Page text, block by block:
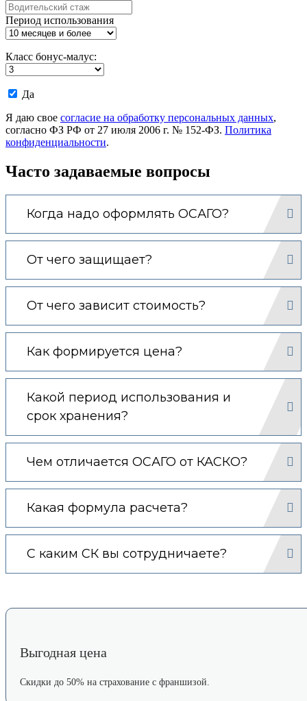
Период использования
Класс бонус-малус:
Даю
на
обработку
моих
данных.
Да
Я даю свое согласие на обработку персональных данных,
согласно ФЗ РФ от 27 июля 2006 г. № 152-ФЗ. Политика
конфиденциальности.
Часто задаваемые вопросы
Когда надо оформлять ОСАГО?
От чего защищает?
От чего зависит стоимость?
Как формируется цена?
Какой период использования и
срок хранения?
Чем отличается ОСАГО от КАСКО?
Какая формула расчета?
С каким СК вы сотрудничаете?
Выгодная цена
Скидки до 50% на страхование с франшизой.